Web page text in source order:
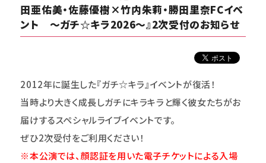
田亜佑美・佐藤優樹×竹内朱莉・勝田里奈FCイベ
ント ～ガチ☆キラ2026～』2次受付のお知らせ
2012年に誕生した『ガチ☆キラ』イベントが復活！
当時より大きく成長しガチにキラキラと輝く彼女たちがお
届けするスペシャルライブイベントです。
ぜひ2次受付をご利用ください！
※本公演では、顔認証を用いた電子チケットによる入場